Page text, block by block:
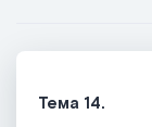
Тема 14.